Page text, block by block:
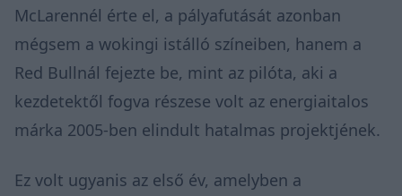
McLarennél érte el, a pályafutását azonban
mégsem a wokingi istálló színeiben, hanem a
Red Bullnál fejezte be, mint az pilóta, aki a
kezdetektől fogva részese volt az energiaitalos
márka 2005-ben elindult hatalmas projektjének.
Ez volt ugyanis az első év, amelyben a